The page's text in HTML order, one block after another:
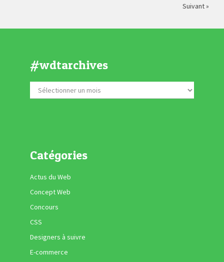
Suivant »
#wdtarchives
Catégories
Actus du Web
Concept Web
Concours
CSS
Designers à suivre
E-commerce